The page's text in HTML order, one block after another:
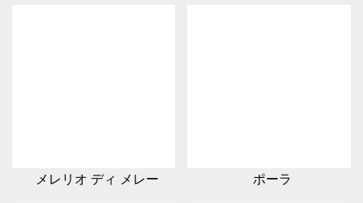
メレリオ ディ メレー ポーラ